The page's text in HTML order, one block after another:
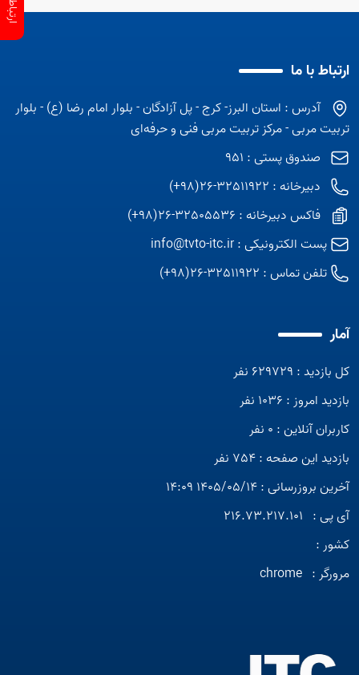
ارتباط با ما
آدرس : استان البرز- کرج - پل آزادگان - بلوار امام رضا (ع) - بلوار
تربیت مربی - مرکز تربیت مربی فنی و حرفه‌ای
صندوق پستی : 951
دبیرخانه : 32511922-26(98+)
فاکس دبیرخانه : 32505536-26(98+)
پست الکترونیکی :info@tvto-itc.ir
تلفن تماس : 32511922-26(98+)
آمار
کل بازدید : 629729 نفر
بازدید امروز : 1036 نفر
کاربران آنلاین : 0 نفر
بازدید این صفحه : 754 نفر
آخرین بروزرسانی : 1405/05/14 14:09
آی پی : 216.73.217.101
کشور :
مرورگر : chrome